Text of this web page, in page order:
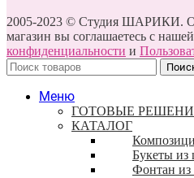
2005-2023 © Студия ШАРИКИ.
магазин вы соглашаетесь с нашей
конфиденциальности и
Меню
ГОТОВЫЕ
КАТАЛОГ
Букеты из
Фонтан из